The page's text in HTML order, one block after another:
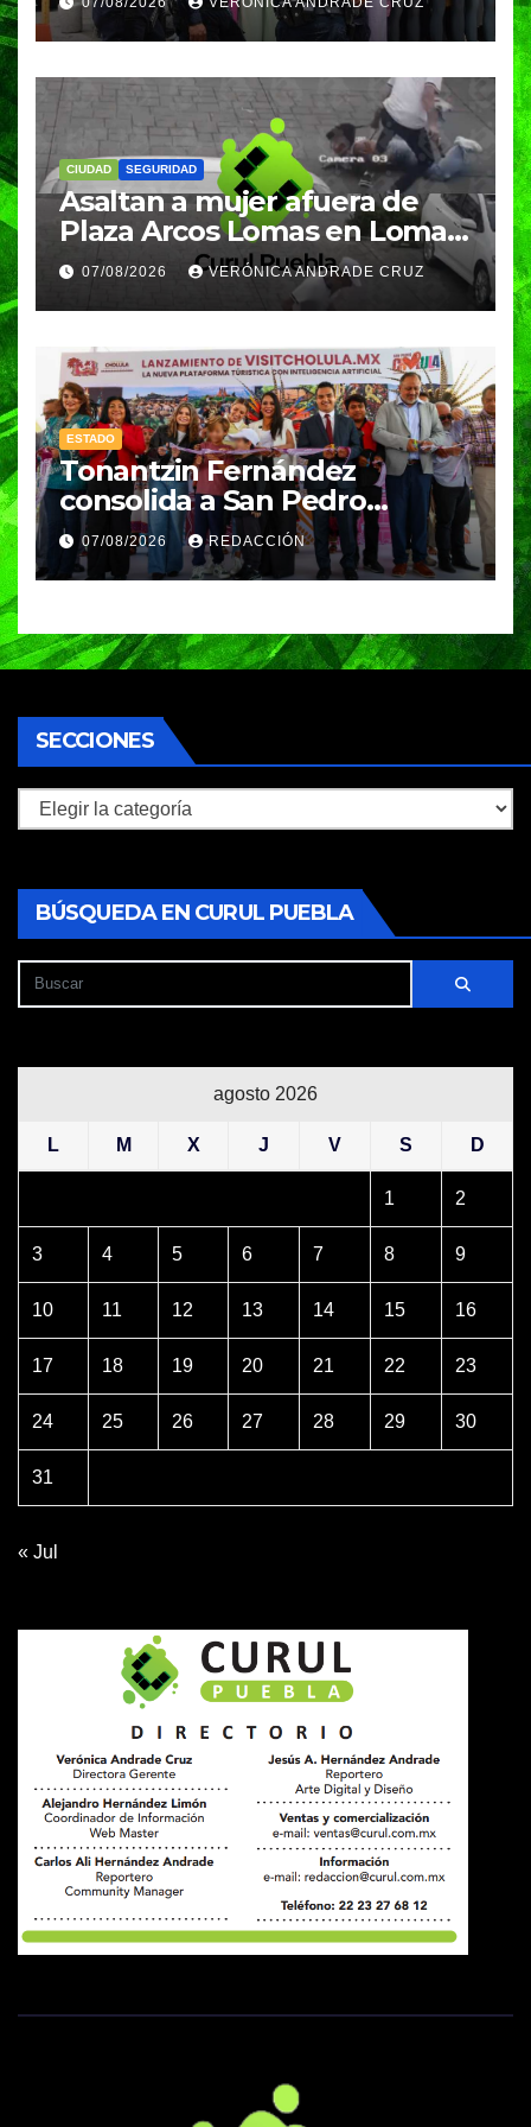
clases
CIUDAD SEGURIDAD
Asaltan a mujer afuera de
Plaza Arcos Lomas en Lomas
de Angelópolis; delincuentes
huyeron en auto
07/08/2026 VERÓNICA ANDRADE CRUZ
ESTADO
Tonantzin Fernández
consolida a San Pedro
Cholula como referente en
turismo inteligente
07/08/2026 REDACCIÓN
SECCIONES
Secciones
BÚSQUEDA EN CURUL PUEBLA
agosto 2026
L M X J V S D
1 2
3 4 5 6 7 8 9
10 11 12 13 14 15 16
17 18 19 20 21 22 23
24 25 26 27 28 29 30
31
« Jul